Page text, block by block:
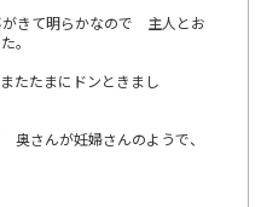
きて明らかなので 主人とお
。
たたまにドンときまし
さんが妊婦さんのようで、